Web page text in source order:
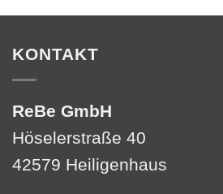
KONTAKT
ReBe GmbH
Höselerstraße 40
42579 Heiligenhaus